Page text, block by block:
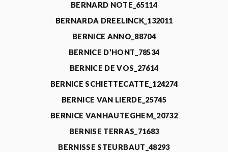
BERNARD NOTE_65114
BERNARDA DREELINCK_132011
BERNICE ANNO_88704
BERNICE D’HONT_78534
BERNICE DE VOS_27614
BERNICE SCHIETTECATTE_124274
BERNICE VAN LIERDE_25745
BERNICE VANHAUTEGHEM_20732
BERNISE TERRAS_71683
BERNISSE STEURBAUT_48293